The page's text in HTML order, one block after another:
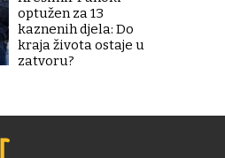
optužen za 13
kaznenih djela: Do
kraja života ostaje u
zatvoru?